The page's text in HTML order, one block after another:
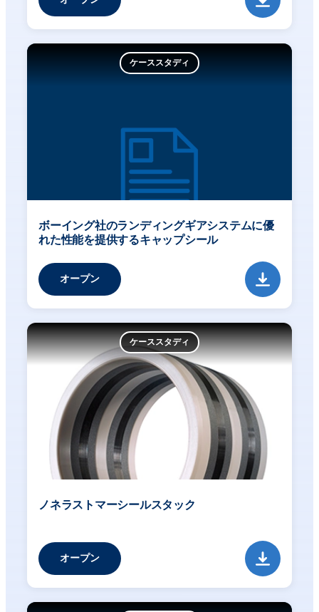
ケーススタディ
ボーイング社のランディングギアシステムに優
れた性能を提供するキャップシール
オープン
ケーススタディ
ノネラストマーシールスタック
オープン